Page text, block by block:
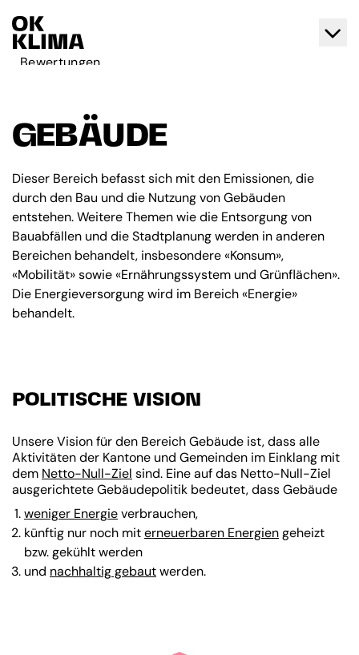
Bewertungen
Über OK Klima
Kontakt
Deutsch
Français
GEBÄUDE
Dieser Bereich befasst sich mit den Emissionen, die
durch den Bau und die Nutzung von Gebäuden
entstehen. Weitere Themen wie die Entsorgung von
Bauabfällen und die Stadtplanung werden in anderen
Bereichen behandelt, insbesondere «Konsum»,
«Mobilität» sowie «Ernährungssystem und Grünflächen».
Die Energieversorgung wird im Bereich «Energie»
behandelt.
POLITISCHE VISION
Unsere Vision für den Bereich Gebäude ist, dass alle
Aktivitäten der Kantone und Gemeinden im Einklang mit
dem Netto-Null-Ziel sind. Eine auf das Netto-Null-Ziel
ausgerichtete Gebäudepolitik bedeutet, dass Gebäude
weniger Energieverbrauchen,
künftig nur noch miterneuerbaren Energiengeheizt
bzw. gekühlt werden
und nachhaltig gebautwerden.